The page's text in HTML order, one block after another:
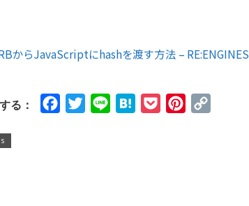
からJavaScriptにhashを渡す方法 – RE:ENGINES
る： FacebookTwitterLine HatenaPocketPinterest